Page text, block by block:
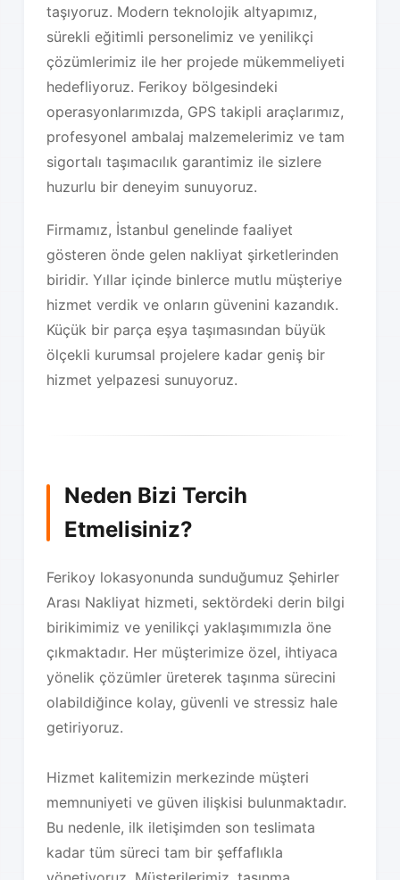
taşıyoruz. Modern teknolojik altyapımız,
sürekli eğitimli personelimiz ve yenilikçi
çözümlerimiz ile her projede mükemmeliyeti
hedefliyoruz. Ferikoy bölgesindeki
operasyonlarımızda, GPS takipli araçlarımız,
profesyonel ambalaj malzemelerimiz ve tam
sigortalı taşımacılık garantimiz ile sizlere
huzurlu bir deneyim sunuyoruz.
Firmamız, İstanbul genelinde faaliyet
gösteren önde gelen nakliyat şirketlerinden
biridir. Yıllar içinde binlerce mutlu müşteriye
hizmet verdik ve onların güvenini kazandık.
Küçük bir parça eşya taşımasından büyük
ölçekli kurumsal projelere kadar geniş bir
hizmet yelpazesi sunuyoruz.
Neden Bizi Tercih
Etmelisiniz?
Ferikoy lokasyonunda sunduğumuz Şehirler
Arası Nakliyat hizmeti, sektördeki derin bilgi
birikimimiz ve yenilikçi yaklaşımımızla öne
çıkmaktadır. Her müşterimize özel, ihtiyaca
yönelik çözümler üreterek taşınma sürecini
olabildiğince kolay, güvenli ve stressiz hale
getiriyoruz.
Hizmet kalitemizin merkezinde müşteri
memnuniyeti ve güven ilişkisi bulunmaktadır.
Bu nedenle, ilk iletişimden son teslimata
kadar tüm süreci tam bir şeffaflıkla